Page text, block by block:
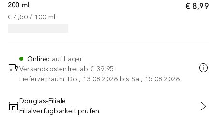
€ 8,99
200 ml
€ 4,50 / 100 ml
Online: auf Lager
Versandkostenfrei ab € 39,95
Lieferzeitraum: Do., 13.08.2026 bis Sa., 15.08.2026
IN DEN WARENKORB
Douglas-Filiale
Filialverfügbarkeit prüfen